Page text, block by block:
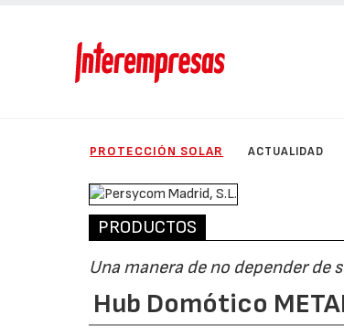
PROTECCIÓN SOLAR ACTUALIDAD
PRODUCTOS
Una manera de no depender
Hub Domótico